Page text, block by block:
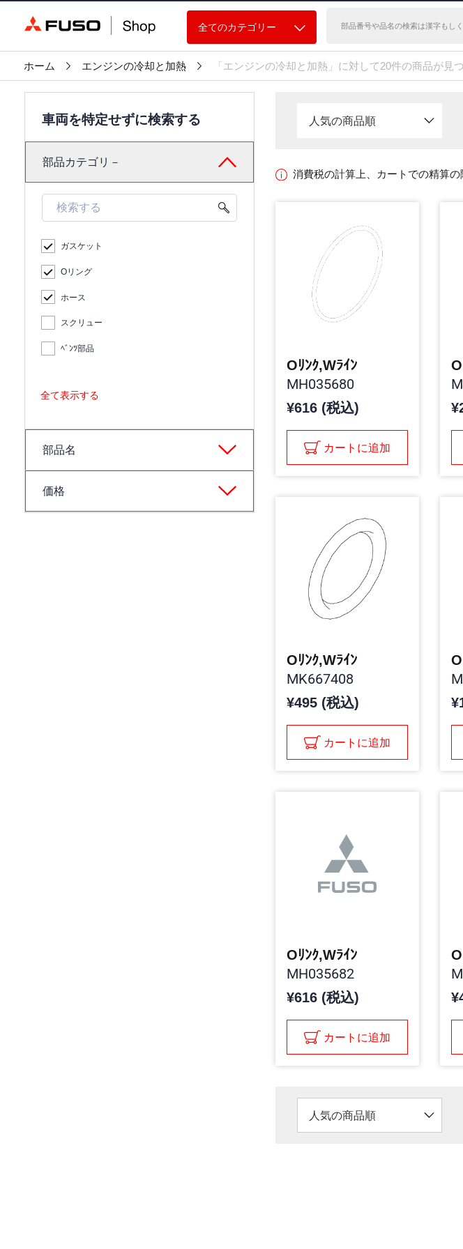
全てのカテゴリー
ホーム エンジンの冷却と加熱 「エンジンの冷却と加熱」に対して20件の商品が見
車両を特定せずに検索する
部品カテゴリ－
ガスケット
Oリング
ホース
スクリュー
ﾍﾞﾝﾂ部品
全て表示する
部品名
価格
人気の商品順
消費税の計算上、カートでの精算
Oﾘﾝｸ,Wﾗｲﾝ
MH035680
¥616 (税込)
カートに追加
Oﾘﾝｸ,Wﾗｲﾝ
MK667408
¥495 (税込)
カートに追加
Oﾘﾝｸ,Wﾗｲﾝ
MH035682
¥616 (税込)
カートに追加
人気の商品順